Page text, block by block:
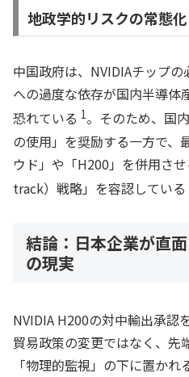
地政学的リスクの常態
中国政府は、NVIDIAチップ
への過度な依存が国内半導体
恐れている 1。そのため、国
の使用」を奨励する一方で、
ウド」や「H200」を併用さ
track）戦略」を容認している
結論：日本企業が直
の現実
NVIDIA H200の対中輸出承認
貿易政策の変更ではなく、先
「物理的監視」の下に置か